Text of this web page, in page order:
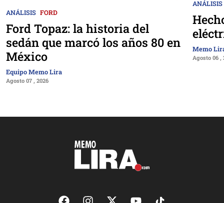
ANÁLISIS FORD
Ford Topaz: la historia del
sedán que marcó los años 80 en
México
Equipo Memo Lira
Agosto 07 , 2026
ANÁLISIS
Memo
Agosto 06 ,